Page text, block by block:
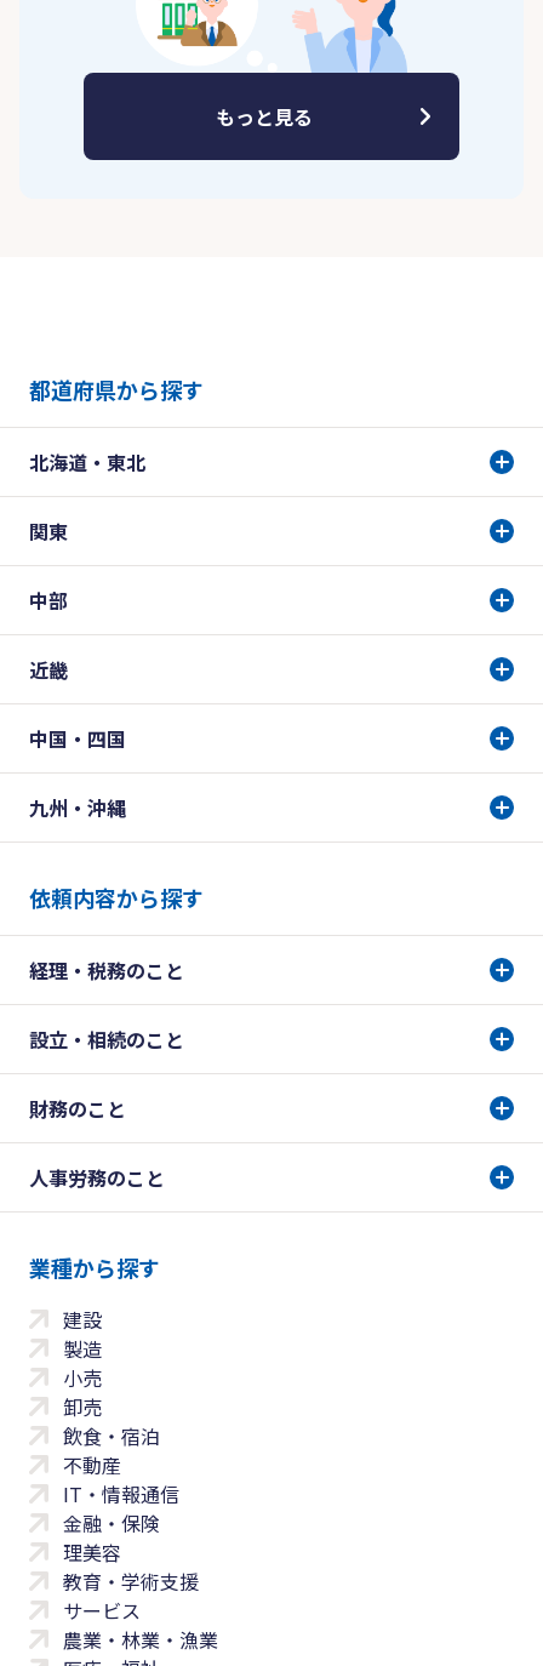
もっと見る
都道府県から探す
北海道・東北
関東
中部
近畿
中国・四国
九州・沖縄
依頼内容から探す
経理・税務のこと
設立・相続のこと
財務のこと
人事労務のこと
業種から探す
建設
製造
小売
卸売
飲食・宿泊
不動産
IT・情報通信
金融・保険
理美容
教育・学術支援
サービス
農業・林業・漁業